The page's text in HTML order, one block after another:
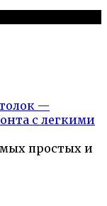
—
с легкими
простых и